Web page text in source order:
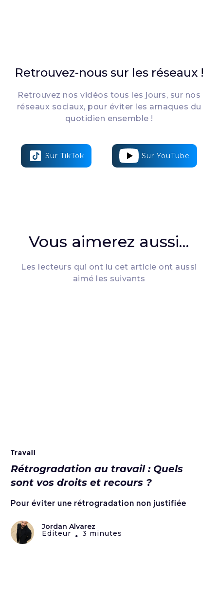
Retrouvez-nous sur les réseaux !
Retrouvez nos vidéos tous les jours, sur nos
réseaux sociaux, pour éviter les arnaques du
quotidien ensemble !
Sur TikTok Sur YouTube
Vous aimerez aussi...
Les lecteurs qui ont lu cet article ont aussi
aimé les suivants
Travail
Rétrogradation au travail : Quels
sont vos droits et recours ?
Pour éviter une rétrogradation non justifiée
Jordan Alvarez
Editeur • 3 minutes